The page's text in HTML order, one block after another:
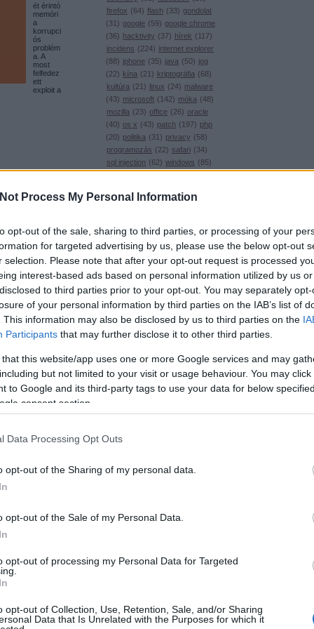
Process My Personal Information
opt-out of the sale, sharing to third parties, or processing of your
for targeted advertising by us, please use the below opt-out
selection. Please note that after your opt-out request is processed
interest-based ads based on personal information utilized by us
to third parties prior to your opt-out. You may separately
of your personal information by third parties on the IAB’s list of
This information may also be disclosed by us to third parties on the
Participants that may further disclose it to other third parties.
that this website/app uses one or more Google services and may
but not limited to your visit or usage behaviour. You may
to Google and its third-party tags to use your data for below
consent section.
Data Processing Opt Outs
opt-out of the Sharing of my personal data.
opt-out of the Sale of my Personal Data.
opt-out of processing my Personal Data for Targeted
opt-out of Collection, Use, Retention, Sale, and/or Sharing
Data that Is Unrelated with the Purposes for which it
firefox (64) flash (33) gondolat
(31) google (59) google chrome
(36) hacktivity (37) hírek (117)
incidens (224) internet explorer
(88) iphone (35) java (50) jog
(22) kína (21) kriptográfia (68)
kultúra (21) linux (24) malware
(43) microsoft (142) móka (48)
mozilla (23) office (26) oracle
(40) os x (43) patch (197) php
(20) politika (31) privacy (58)
programozás (22) safari (34)
sql injection (62) windows (85)
0xFF
Antivírus blog
ASVA.info
LockPicking
NOPblog
ÖrdöglakatBlog
SGHCToma
Synsecblog
Magyar oldalak
ExploitDB
Packet Storm
upSploit
Kultúra
ét érintó
memóri
a
korrupci
ós
problém
a. A
most
felfedez
ett
exploit a
A
ft
ideiglen
es
javítást
adott ki
az
Explore
sokban
kihaszn
ált 0-
day
hibájáho
z. A
FixIt
érintett
a
újrafelh
asználá
cia